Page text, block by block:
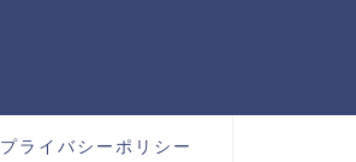
プライバシーポリシー